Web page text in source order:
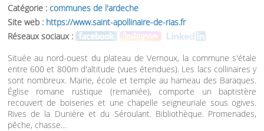
Catégorie : communes de l'ardeche
Site web : https://www.saint-apollinaire-de-rias.fr
Réseaux sociaux :
Située au nord-ouest du plateau de Vernoux, la commune s'étale
entre 600 et 800m d'altitude (vues étendues). Les lacs collinaires y
sont nombreux. Mairie, école et temple au hameau des Baraques.
Église romane rustique (remaniée), comporte un baptistère
recouvert de boiseries et une chapelle seigneuriale sous ogives.
Rives de la Dunière et du Séroulant. Bibliothèque. Promenades,
pêche, chasse…